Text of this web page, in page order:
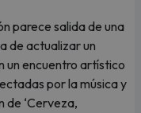
parece salida de una
de actualizar un
un encuentro artístico
por la música y
de ‘Cerveza,